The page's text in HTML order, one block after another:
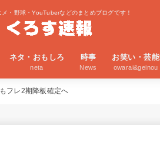
メ・野球・YouTuberなどのまとめブログです！
ネタ・おもしろ
neta
時事
News
お笑い・芸能
owarai&geinou
フレ2期降板確定へ